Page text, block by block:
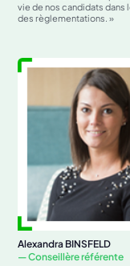
vie de nos candidats dans
des règlementations. »
Alexandra BINSFELD
— Conseillère référente